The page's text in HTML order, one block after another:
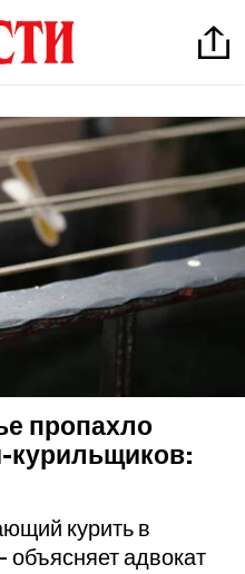
пропахло
курильщиков:
курить в
объясняет адвокат